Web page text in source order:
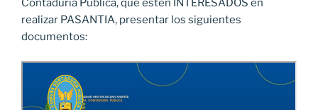
Contaduría Pública, que estén INTERESADOS en
realizar PASANTIA, presentar los siguientes
documentos: